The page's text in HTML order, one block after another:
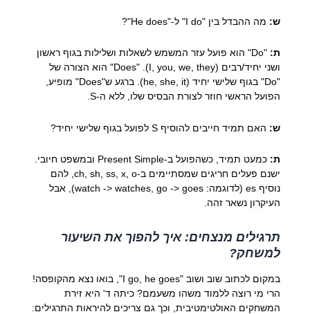
ש: מה ההבדל בין "I do" ל-"He does"?
ת:
"Do" הוא פועל עזר המשמש לשאלות ושלילות בגוף ראשון
ושני יחיד/רבים (I, you, we, they). "Does" הוא הצורה של
"Do" בגוף שלישי יחיד (he, she, it). ברגע ש"Does" מופיע,
הפועל הראשי חוזר לצורת הבסיס שלו, ללא ה-S.
ש: האם תמיד חייבים להוסיף S לפועל בגוף שלישי יחיד?
ת:
כמעט תמיד, כשהפועל ב-Present Simple ובמשפט חיובי.
ישנם פעלים חריגים שמסתיימים ב-ch, sh, ss, x, o, להם
נוסיף es (לדוגמה: watch -> watches, go -> goes), אבל
העיקרון נשאר זהה.
תרגילים מנצחים: איך להפוך את השיעור
למשחק?
במקום לכתוב שוב ושוב "I go, he goes", בואו נצא מהקופסה!
הרי מי רוצה ללמוד משהו משעמם? כיתה ד' היא זירת
המשחקים האולטימטיבית, וכך גם צריכים להיראות התרגילים: